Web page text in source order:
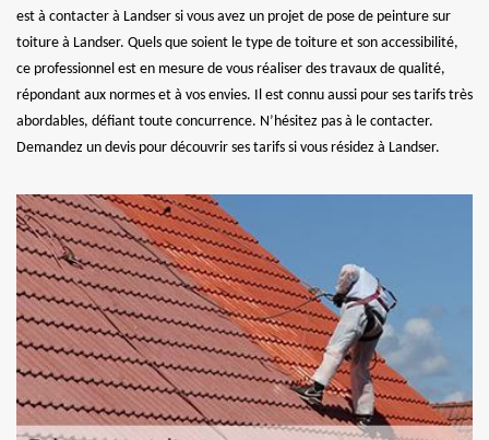
est à contacter à Landser si vous avez un projet de pose de peinture sur
toiture à Landser. Quels que soient le type de toiture et son accessibilité,
ce professionnel est en mesure de vous réaliser des travaux de qualité,
répondant aux normes et à vos envies. Il est connu aussi pour ses tarifs très
abordables, défiant toute concurrence. N’hésitez pas à le contacter.
Demandez un devis pour découvrir ses tarifs si vous résidez à Landser.